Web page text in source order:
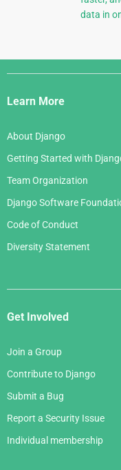
data in
Django
Links
Learn More
About Django
Getting Started with
Team Organization
Django Software
Code of Conduct
Diversity Statement
Get Involved
Join a Group
Contribute to Django
Submit a Bug
Report a Security Issue
Individual membership